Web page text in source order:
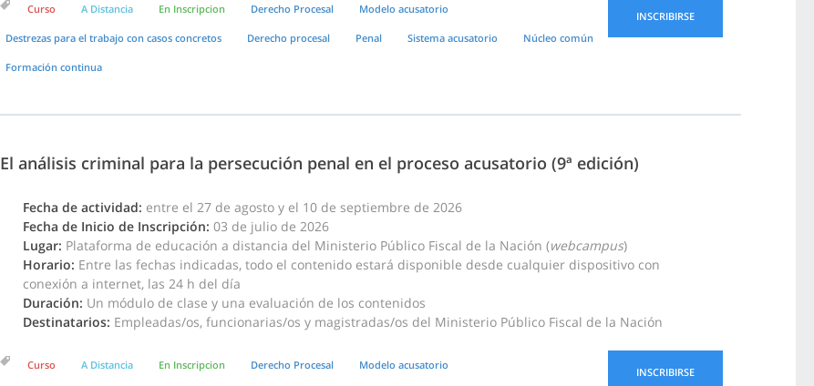
INSCRIBIRSE
Curso A Distancia En Inscripcion Derecho Procesal Modelo acusatorio
Destrezas para el trabajo con casos concretos Derecho procesal Penal Sistema acusatorio Núcleo común
Formación continua
El análisis criminal para la persecución penal en el proceso acusatorio (9ª edición)
Fecha de actividad: entre el 27 de agosto y el 10 de septiembre de 2026
Fecha de Inicio de Inscripción: 03 de julio de 2026
Lugar: Plataforma de educación a distancia del Ministerio Público Fiscal de la Nación (webcampus)
Horario: Entre las fechas indicadas, todo el contenido estará disponible desde cualquier dispositivo con
conexión a internet, las 24 h del día
Duración: Un módulo de clase y una evaluación de los contenidos
Destinatarios: Empleadas/os, funcionarias/os y magistradas/os del Ministerio Público Fiscal de la Nación
INSCRIBIRSE
Curso A Distancia En Inscripcion Derecho Procesal Modelo acusatorio